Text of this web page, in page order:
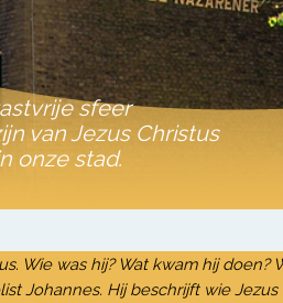
sfeer
van Jezus Christus
onze stad.
Wie was hij? Wat kwam hij doen?
Johannes. Hij beschrijft wie